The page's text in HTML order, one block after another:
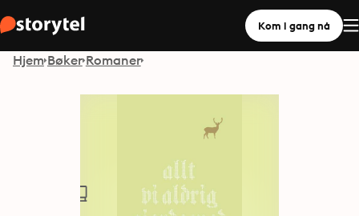
Kom i gang nå
Hjem Bøker Romaner